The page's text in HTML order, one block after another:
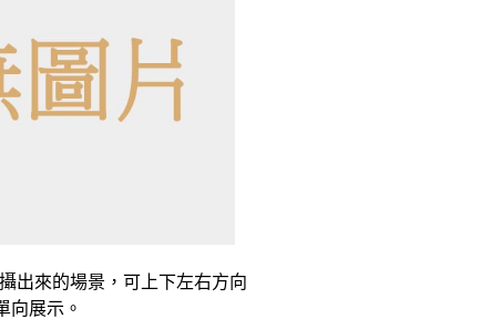
出來的場景，可上下左右方向
向展示。